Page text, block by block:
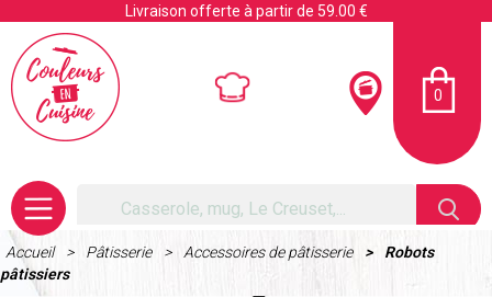
Livraison offerte à partir de 59.00 €
0
Accueil Pâtisserie Accessoires de pâtisserie
Robots
pâtissiers